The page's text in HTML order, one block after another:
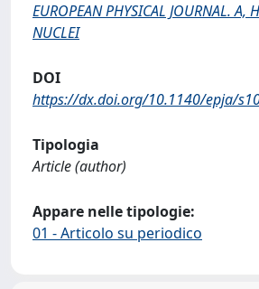
EUROPEAN PHYSICAL JOURNAL. A,
NUCLEI
DOI
https://dx.doi.org/10.1140/epja/
Tipologia
Article (author)
Appare nelle tipologie:
01 - Articolo su periodico